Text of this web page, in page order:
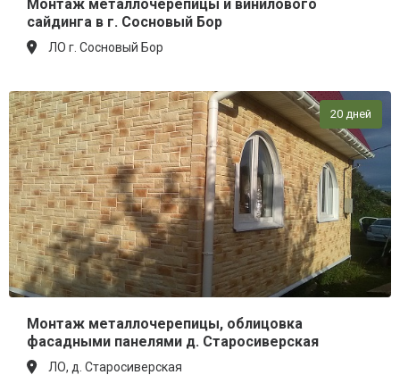
Монтаж металлочерепицы и винилового
сайдинга в г. Сосновый Бор
ЛО г. Сосновый Бор
20 дней
Монтаж металлочерепицы, облицовка
фасадными панелями д. Старосиверская
ЛО, д. Старосиверская